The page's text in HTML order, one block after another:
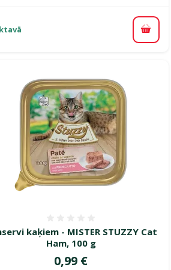
kaķiem - MISTER STUZZY Cat
Ham, 100 g
Cena
0,99 €